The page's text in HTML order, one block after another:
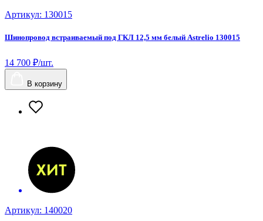
Артикул: 130015
Шинопровод встраиваемый под ГКЛ 12,5 мм белый Astrelio 130015
14 700 ₽/шт.
В корзину
Артикул: 140020